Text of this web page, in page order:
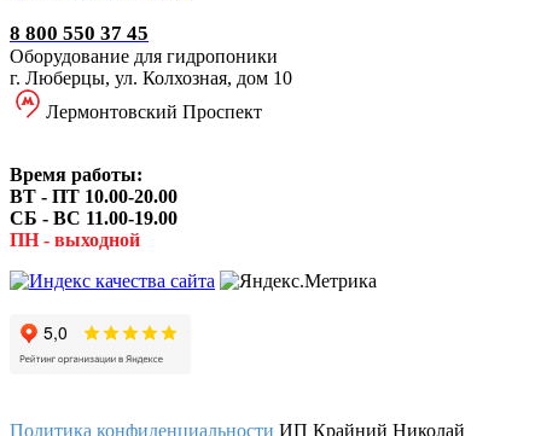
8 800 550 37 45
Оборудование для гидропоники
г. Люберцы, ул. Колхозная, дом 10
Лермонтовский Проспект
Время работы:
ВТ - ПТ 10.00-20.00
СБ - ВС 11.00-19.00
ПН - выходной
Политика конфиденциальности ИП Крайний Николай